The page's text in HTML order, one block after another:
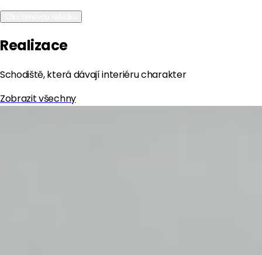
Realizace
Schodiště, která dávají interiéru charakter
Zobrazit všechny